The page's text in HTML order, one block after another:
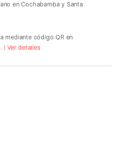
en Cochabamba y Santa
mediante código QR en
| Ver detalles